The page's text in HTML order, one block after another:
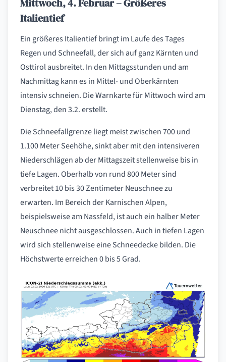
Mittwoch, 4. Februar – Größeres
Italientief
Ein größeres Italientief bringt im Laufe des Tages
Regen und Schneefall, der sich auf ganz Kärnten und
Osttirol ausbreitet. In den Mittagsstunden und am
Nachmittag kann es in Mittel- und Oberkärnten
intensiv schneien. Die Warnkarte für Mittwoch wird am
Dienstag, den 3.2. erstellt.
Die Schneefallgrenze liegt meist zwischen 700 und
1.100 Meter Seehöhe, sinkt aber mit den intensiveren
Niederschlägen ab der Mittagszeit stellenweise bis in
tiefe Lagen. Oberhalb von rund 800 Meter sind
verbreitet 10 bis 30 Zentimeter Neuschnee zu
erwarten. Im Bereich der Karnischen Alpen,
beispielsweise am Nassfeld, ist auch ein halber Meter
Neuschnee nicht ausgeschlossen. Auch in tiefen Lagen
wird sich stellenweise eine Schneedecke bilden. Die
Höchstwerte erreichen 0 bis 5 Grad.